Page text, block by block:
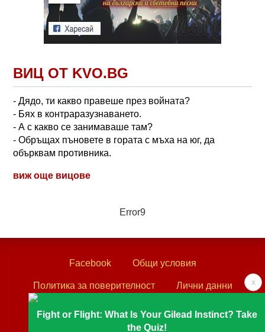
ВИЦ ОТ KVO.BG
- Дядо, ти какво правеше през войната?
- Бях в контраразузнаването.
- А с какво се занимаваше там?
- Обръщах пъновете в гората с мъха на юг, да
обърквам противника.
виж още вицове
Error9
x
Fight or Flight: What Is Your Gilead Instinct? Take
the Quiz!
Facebook Общи условия
Политика за поверителност Лични данни